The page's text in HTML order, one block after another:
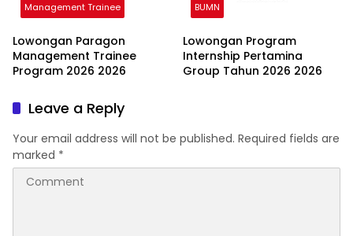
Management Trainee
Lowongan Paragon
Management Trainee
Program 2026 2026
BUMN
Lowongan Program
Internship Pertamina
Group Tahun 2026 2026
Leave a Reply
Your email address will not be published. Required fields are
marked *